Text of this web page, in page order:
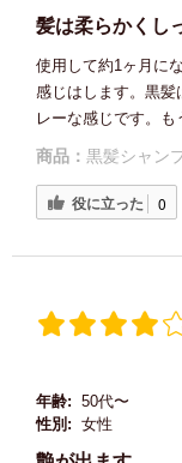
髪は柔らかくし
使用して約1ヶ月に
感じはします。黒髪
レーな感じです。も
商品： 黒髪シャン
役に立った 0
年齢: 50代〜
性別: 女性